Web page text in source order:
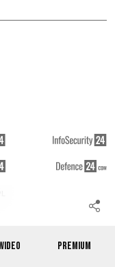
Premium